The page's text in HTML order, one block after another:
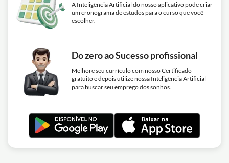
A Inteligência Artificial do nosso aplicativo pode criar
um cronograma de estudos para o curso que você
escolher.
Do zero ao Sucesso profissional
Melhore seu currículo com nosso Certificado
gratuito e depois utilize nossa Inteligência Artificial
para buscar seu emprego dos sonhos.